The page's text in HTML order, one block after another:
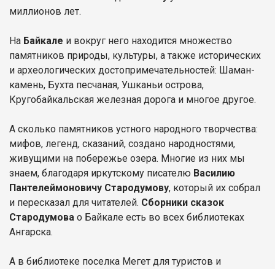
миллионов лет.
На Байкале и вокруг него находится множество
памятников природы, культуры, а также исторических
и археологических достопримечательностей: Шаман-
камень, Бухта песчаная, Ушканьи острова,
Кругобайкальская железная дорога и многое другое.
А сколько памятников устного народного творчества:
мифов, легенд, сказаний, создано народностями,
живущими на побережье озера. Многие из них мы
знаем, благодаря иркутскому писателю Василию
Пантелеймоновичу Стародумову, который их собрал
и пересказал для читателей. Сборники сказок
Стародумова о Байкале есть во всех библиотеках
Ангарска.
А в библиотеке поселка Мегет для туристов и